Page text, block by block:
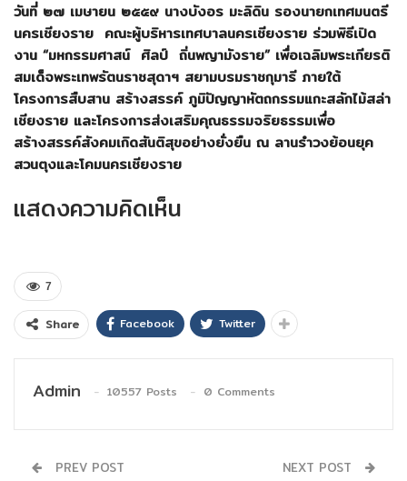
วันที่ ๒๗ เมษายน ๒๕๕๙ นางบังอร มะลิดิน รองนายกเทศมนตรี
นครเชียงราย คณะผู้บริหารเทศบาลนครเชียงราย ร่วมพิธีเปิด
งาน “มหกรรมศาสน์ ศิลป์ ถิ่นพญามังราย” เพื่อเฉลิมพระเกียรติ
สมเด็จพระเทพรัตนราชสุดาฯ สยามบรมราชกุมารี ภายใต้
โครงการสืบสาน สร้างสรรค์ ภูมิปัญญาหัตถกรรมแกะสลักไม้สล่า
เชียงราย และโครงการส่งเสริมคุณธรรมจริยธรรมเพื่อ
สร้างสรรค์สังคมเกิดสันติสุขอย่างยั่งยืน ณ ลานรำวงย้อนยุค
สวนตุงและโคมนครเชียงราย
แสดงความคิดเห็น
7
Share Facebook Twitter
Admin 10557 Posts 0 Comments
PREV POST NEXT POST